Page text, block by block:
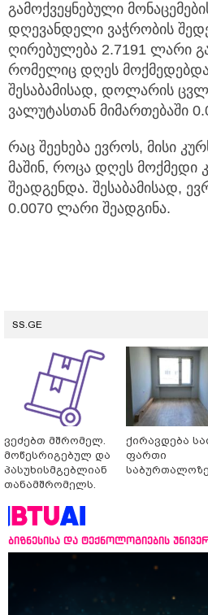
გამოქვეყნებული
დღევანდელი ვაჭრობის
ღირებულება 2.7191 ლარი
რომელიც დღეს
შესაბამისად, დოლარის
ვალუტასთან მიმართებაში
რაც შეეხება ევროს, მისი
მაშინ, როცა დღეს მოქმედი
შეადგენდა. შესაბამისად,
0.0070 ლარი შეადგინა.
SS.GE
ვეძებთ მშრომელ.
მოწესრიგებულ და
პასუხისმგებლიან
თანამშრომელს.
ქირავდება
ფართი
საბურთალოზე
ბიზნესისა და ტექნოლოგიების